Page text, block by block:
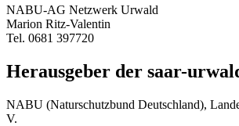
NABU-AG Netzwerk Urwald
Marion Ritz-Valentin
Tel. 0681 397720
Herausgeber der saar-
NABU (Naturschutzbund Deutschland),
V.